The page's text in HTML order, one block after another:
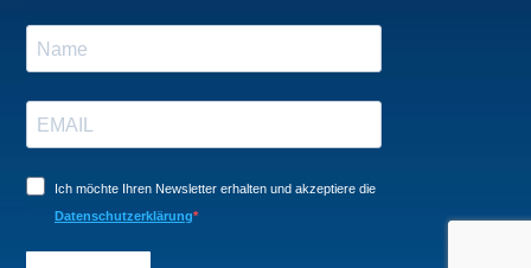
Ich möchte Ihren Newsletter erhalten und akzeptiere die
Datenschutzerklärung